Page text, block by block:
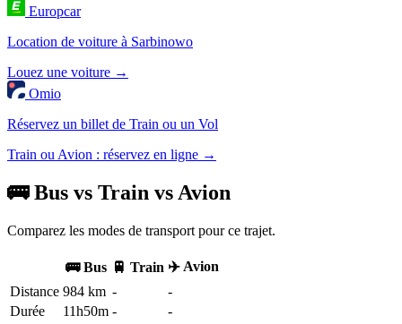
Europcar
Location de voiture à Sarbinowo
Louez une voiture →
Omio
Réservez un billet de Train ou un Vol
Train ou Avion : réservez en ligne →
🚌 Bus vs Train vs Avion
Comparez les modes de transport pour ce trajet.
🚌 Bus 🚆 Train ✈️ Avion
Distance 984 km -
-
Durée
11h50m -
-